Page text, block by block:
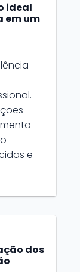
ideal
em um
e
dos